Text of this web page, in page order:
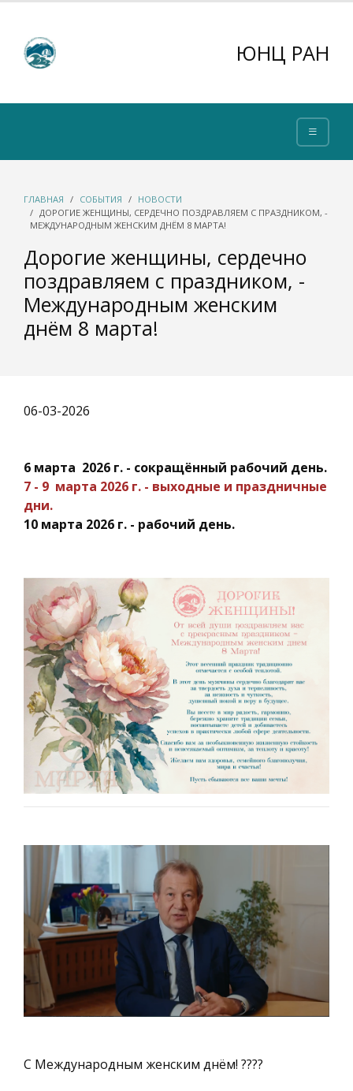
ЮНЦ РАН
ГЛАВНАЯ СОБЫТИЯ
НОВОСТИ
ДОРОГИЕ ЖЕНЩИНЫ, СЕРДЕЧНО ПОЗДРАВЛЯЕМ С ПРАЗДНИКОМ, -
МЕЖДУНАРОДНЫМ ЖЕНСКИМ ДНЁМ 8 МАРТА!
Дорогие женщины, сердечно
поздравляем с праздником, -
Международным женским
днём 8 марта!
06-03-2026
6 марта 2026 г. - сокращённый рабочий день.
7 - 9 марта 2026 г. - выходные и праздничные
дни.
10 марта 2026 г. - рабочий день.
С Международным женским днём! ????